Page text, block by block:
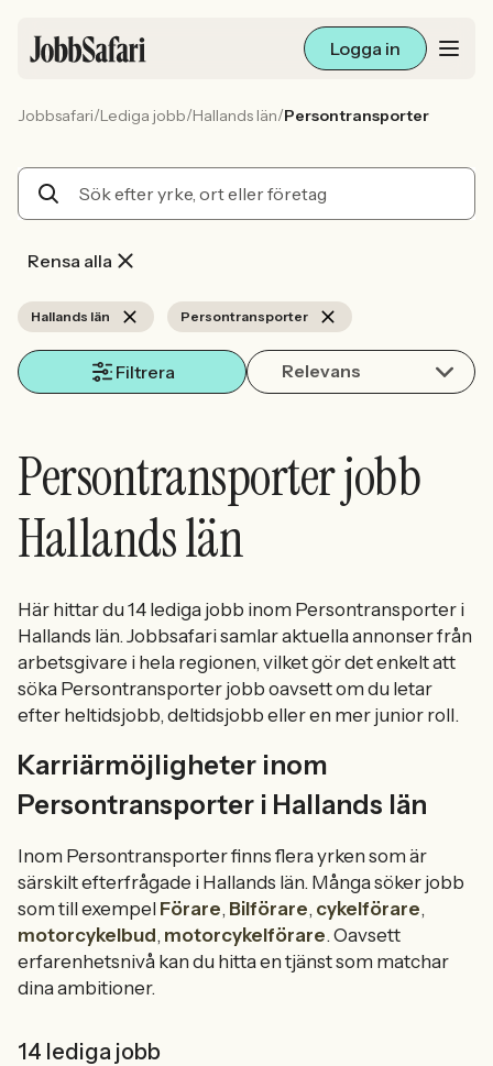
Logga in
Arbetsliv och karriär
Sök med AI
Jobbsafari/Lediga jobb/Hallands län/Persontransporter
Rensa alla
Hallands län Persontransporter
Filtrera Relevans
Persontransporter jobb
Hallands län
Här hittar du 14 lediga jobb inom Persontransporter i
Hallands län. Jobbsafari samlar aktuella annonser från
arbetsgivare i hela regionen, vilket gör det enkelt att
söka Persontransporter jobb oavsett om du letar
efter heltidsjobb, deltidsjobb eller en mer junior roll.
Karriärmöjligheter inom
Persontransporter i Hallands län
Inom Persontransporter finns flera yrken som är
särskilt efterfrågade i Hallands län. Många söker jobb
som till exempel Förare, Bilförare, cykelförare,
motorcykelbud, motorcykelförare. Oavsett
erfarenhetsnivå kan du hitta en tjänst som matchar
dina ambitioner.
14 lediga jobb